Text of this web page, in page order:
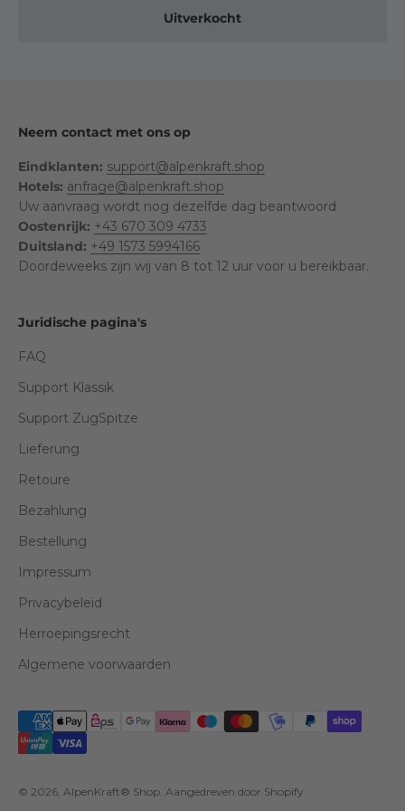
Uitverkocht
Neem contact met ons op
Eindklanten: support@alpenkraft.shop
Hotels: anfrage@alpenkraft.shop
Uw aanvraag wordt nog dezelfde dag beantwoord
Oostenrijk: +43 670 309 4733
Duitsland: +49 1573 5994166
Doordeweeks zijn wij van 8 tot 12 uur voor u bereikbaar.
Juridische pagina's
FAQ
Support Klassik
Support ZugSpitze
Lieferung
Retoure
Bezahlung
Bestellung
Impressum
Privacybeleid
Herroepingsrecht
Algemene voorwaarden
© 2026, AlpenKraft® Shop. Aangedreven door Shopify